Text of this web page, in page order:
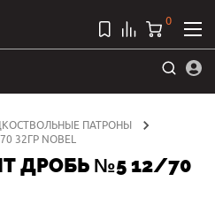
0
ПАТРОНЫ
32ГР NOBEL
ДРОБЬ №5 12/70